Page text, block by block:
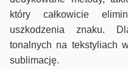
który całkowicie
uszkodzenia znaku.
tonalnych na tekstyliach
sublimację.